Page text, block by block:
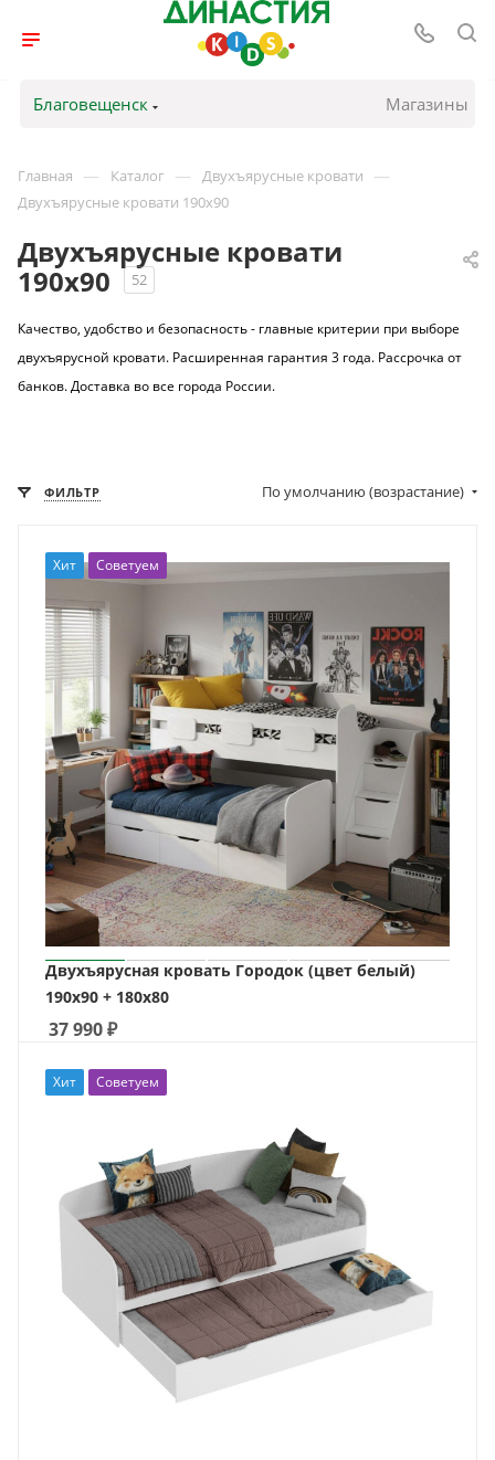
Благовещенск Магазины
Главная — Каталог — Двухъярусные кровати —
Двухъярусные кровати 190х90
Двухъярусные кровати
190х90
52
Качество, удобство и безопасность - главные критерии при выборе
двухъярусной кровати. Расширенная гарантия 3 года. Рассрочка от
банков. Доставка во все города России.
ФИЛЬТР По умолчанию (возрастание)
Хит Советуем
Двухъярусная кровать Городок (цвет белый)
190х90 + 180х80
37 990₽
Хит Советуем